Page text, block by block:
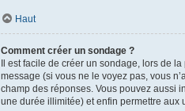
Haut
Comment créer un sondage ?
Il est facile de créer un sondage, lors de
message (si vous ne le voyez pas, vous
champ des réponses. Vous pouvez aussi
une durée illimitée) et enfin permettre aux